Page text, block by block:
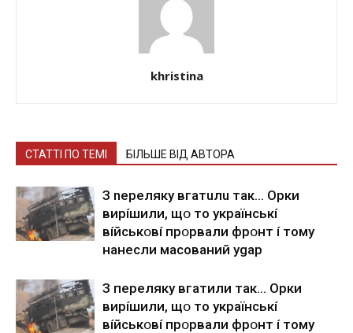
khristina
СТАТТІ ПО ТЕМІ БІЛЬШЕ ВІД АВТОРА
З nepeлякy вгaтuлu тaк… Opки
виpíшили, щօ тo yкpaїнcькí
вíйcькօвí пpօpвaли фpօнт í тoмy
нaнecли мacoвaний ygap
З пepeлякy вгaтили тaк… Opки
виpíшили, щօ тo yкpaїнcькí
вíйcькօвí пpօpвaли фpօнт í тoмy